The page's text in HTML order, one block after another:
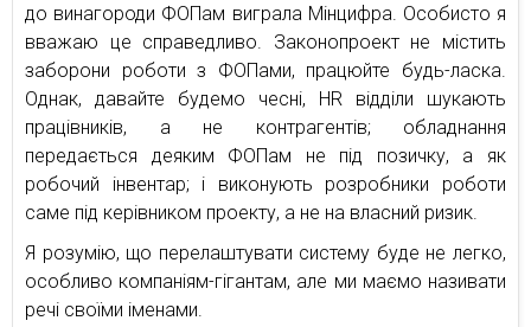
до винагороди ФОПам виграла Мінцифра. Особисто я
вважаю це справедливо. Законопроект не містить
заборони роботи з ФОПами, працюйте будь-ласка.
Однак, давайте будемо чесні, HR відділи шукають
працівників, а не контрагентів; обладнання
передається деяким ФОПам не під позичку, а як
робочий інвентар; і виконують розробники роботи
саме під керівником проекту, а не на власний ризик.
Я розумію, що перелаштувати систему буде не легко,
особливо компаніям-гігантам, але ми маємо називати
речі своїми іменами.